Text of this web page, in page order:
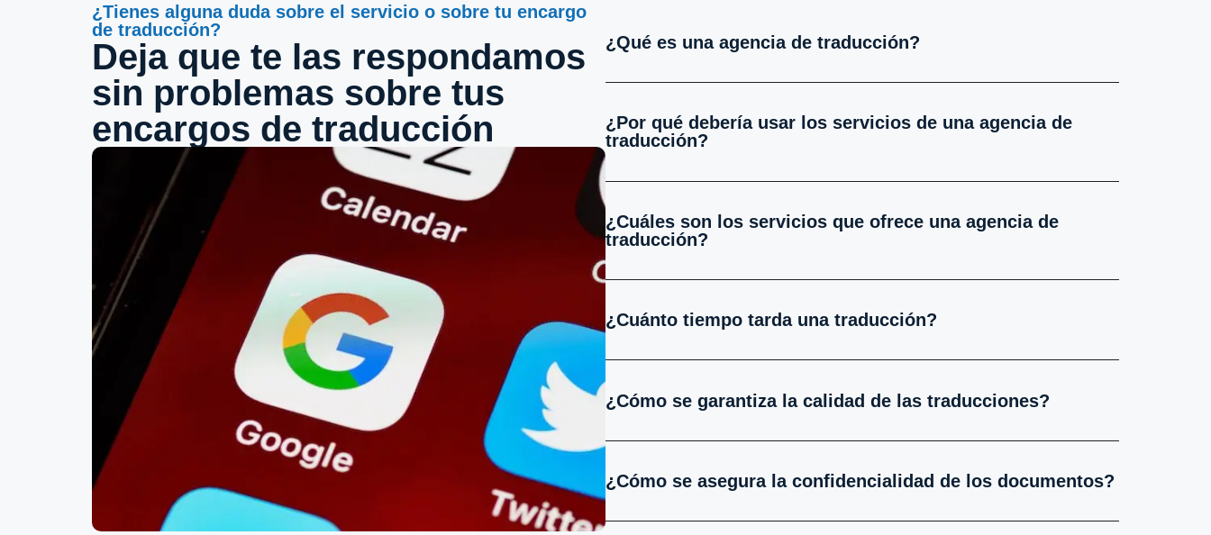
¿Tienes alguna duda sobre el servicio o sobre tu encargo
de traducción?
Deja que te las respondamos
sin problemas sobre tus
encargos de traducción
¿Qué es una agencia de traducción?
¿Por qué debería usar los servicios de una agencia de
traducción?
¿Cuáles son los servicios que ofrece una agencia de
traducción?
¿Cuánto tiempo tarda una traducción?
¿Cómo se garantiza la calidad de las traducciones?
¿Cómo se asegura la confidencialidad de los documentos?